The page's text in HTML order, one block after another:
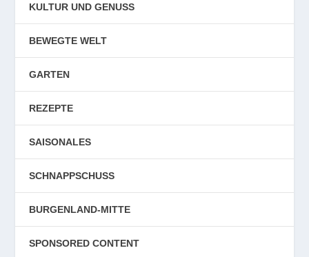
KULTUR UND GENUSS
BEWEGTE WELT
GARTEN
REZEPTE
SAISONALES
SCHNAPPSCHUSS
BURGENLAND-MITTE
SPONSORED CONTENT